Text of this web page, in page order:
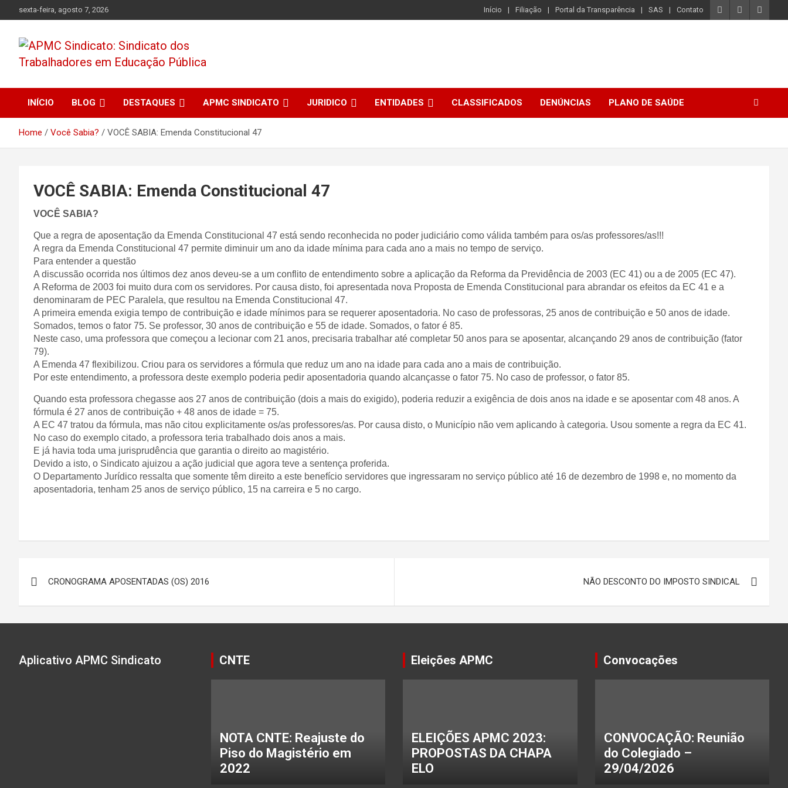
to
sexta-feira, agosto 7, 2026 Início Filiação Portal da Transparência SAS Contato
APMC Sindicato:
Sindicato dos
Trabalhadores em
Educação Pública
município de Colombo, Estado do Paraná. Nenhum Direito a
Menos!
INÍCIO BLOG DESTAQUES APMC SINDICATO JURIDICO ENTIDADES CLASSIFICADOS DENÚNCIAS PLANO DE SAÚDE
Home Você Sabia? VOCÊ SABIA: Emenda Constitucional 47
VOCÊ SABIA: Emenda Constitucional 47
VOCÊ SABIA?
Que a regra de aposentação da Emenda Constitucional 47 está sendo reconhecida no poder judiciário como válida também para os/as professores/as!!!
A regra da Emenda Constitucional 47 permite diminuir um ano da idade mínima para cada ano a mais no tempo de serviço.
Para entender a questão
A discussão ocorrida nos últimos dez anos deveu-se a um conflito de entendimento sobre a aplicação da Reforma da Previdência de 2003 (EC 41) ou a de 2005 (EC 47).
A Reforma de 2003 foi muito dura com os servidores. Por causa disto, foi apresentada nova Proposta de Emenda Constitucional para abrandar os efeitos da EC 41 e a
denominaram de PEC Paralela, que resultou na Emenda Constitucional 47.
A primeira emenda exigia tempo de contribuição e idade mínimos para se requerer aposentadoria. No caso de professoras, 25 anos de contribuição e 50 anos de idade.
Somados, temos o fator 75. Se professor, 30 anos de contribuição e 55 de idade. Somados, o fator é 85.
Neste caso, uma professora que começou a lecionar com 21 anos, precisaria trabalhar até completar 50 anos para se aposentar, alcançando 29 anos de contribuição (fator
79).
A Emenda 47 flexibilizou. Criou para os servidores a fórmula que reduz um ano na idade para cada ano a mais de contribuição.
Por este entendimento, a professora deste exemplo poderia pedir aposentadoria quando alcançasse o fator 75. No caso de professor, o fator 85.
Quando esta professora chegasse aos 27 anos de contribuição (dois a mais do exigido), poderia reduzir a exigência de dois anos na idade e se aposentar com 48 anos. A
fórmula é 27 anos de contribuição + 48 anos de idade = 75.
A EC 47 tratou da fórmula, mas não citou explicitamente os/as professores/as. Por causa disto, o Município não vem aplicando à categoria. Usou somente a regra da EC 41.
No caso do exemplo citado, a professora teria trabalhado dois anos a mais.
E já havia toda uma jurisprudência que garantia o direito ao magistério.
Devido a isto, o Sindicato ajuizou a ação judicial que agora teve a sentença proferida.
O Departamento Jurídico ressalta que somente têm direito a este benefício servidores que ingressaram no serviço público até 16 de dezembro de 1998 e, no momento da
aposentadoria, tenham 25 anos de serviço público, 15 na carreira e 5 no cargo.
de
Post
CRONOGRAMA APOSENTADAS (OS) 2016 NÃO DESCONTO DO IMPOSTO SINDICAL
Aplicativo APMC Sindicato CNTE
NOTA CNTE: Reajuste do
Piso do Magistério em
2022
Eleições APMC
ELEIÇÕES APMC 2023:
PROPOSTAS DA CHAPA
ELO
Convocações
CONVOCAÇÃO: Reunião
do Colegiado –
29/04/2026